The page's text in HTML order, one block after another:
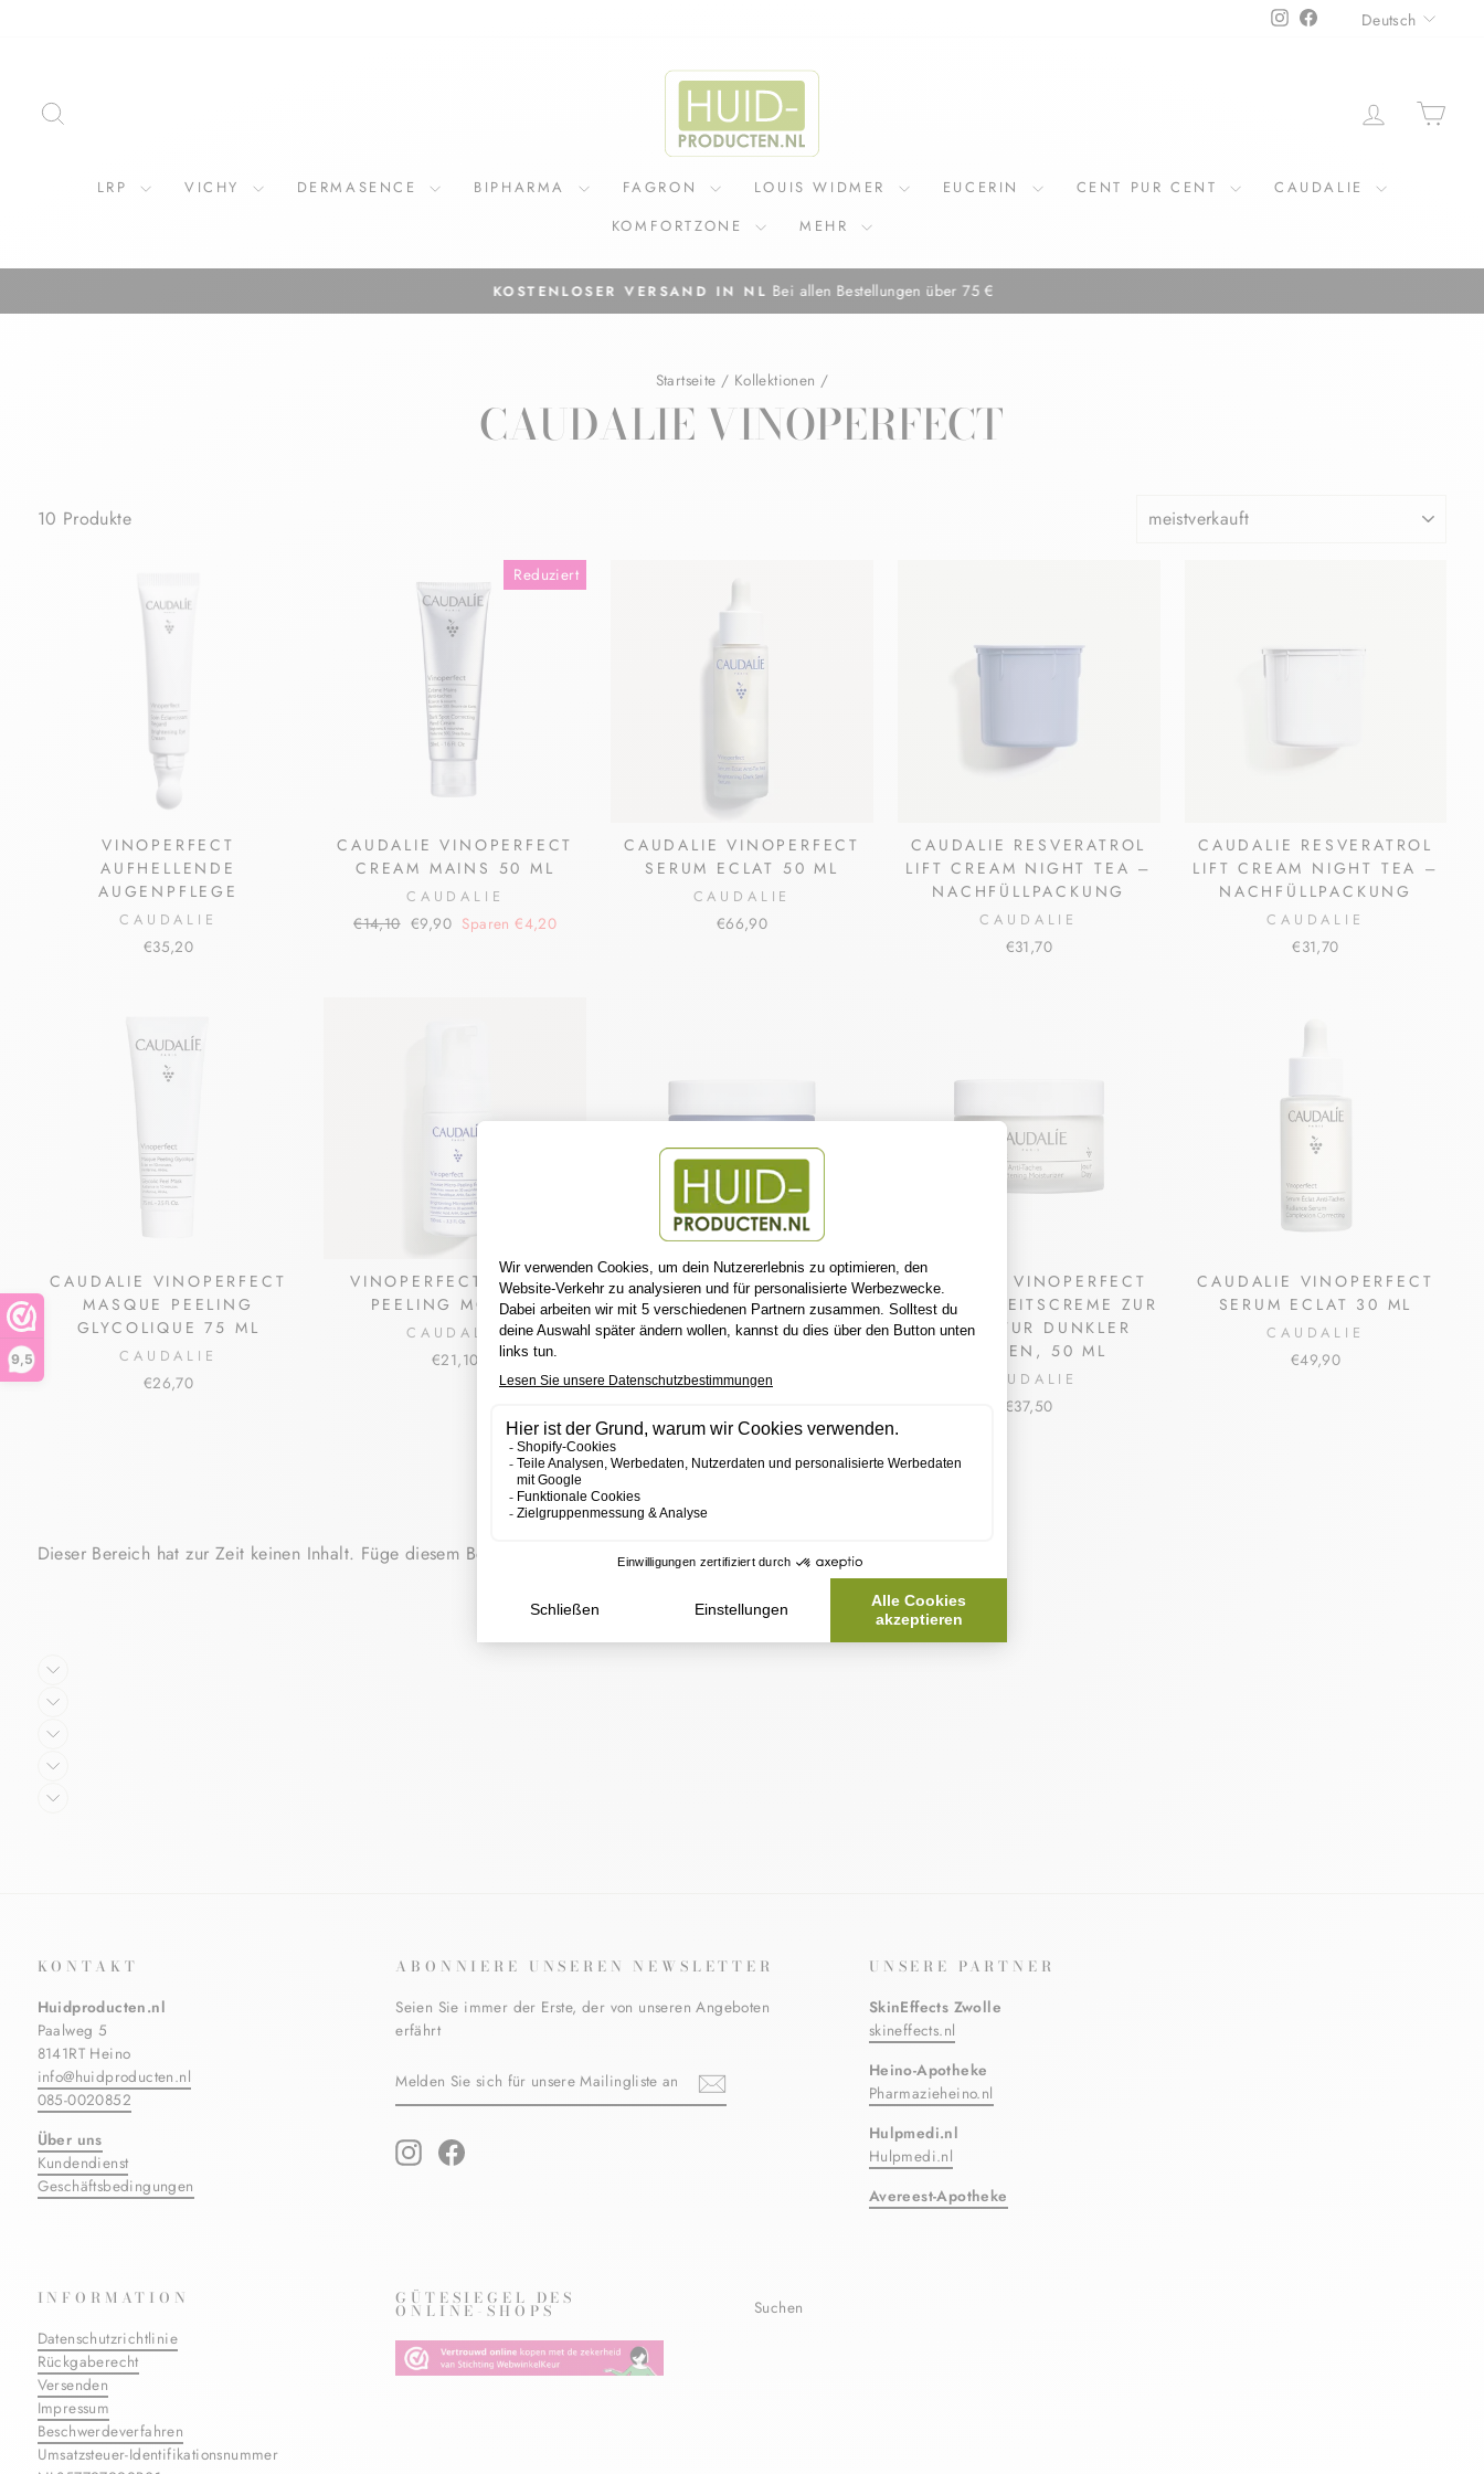
9,5
InstagramFacebookDeutsch
LRP VICHY DERMASENCE BIPHARMA FAGRON LOUIS WIDMER EUCERIN CENT PUR CENT
CAUDALIE
KOMFORTZONE
MEHR
Pause
KOSTENLOSER VERSAND IN NL Bei allen Bestellungen über 75 €
Startseite / Kollektionen /
CAUDALIE VINOPERFECT
10 Produkte
VINOPERFECT
AUFHELLENDE
AUGENPFLEGE
CAUDALIE
€35,20
Reduziert
CAUDALIE VINOPERFECT
CREAM MAINS 50 ML
CAUDALIE
Normaler
€14,10 Sonderpreis
€9,90 Sparen €4,20
CAUDALIE VINOPERFECT
SERUM ECLAT 50 ML
CAUDALIE
€66,90
CAUDALIE RESVERATROL
LIFT CREAM NIGHT TEA –
NACHFÜLLPACKUNG
CAUDALIE
€31,70
CAUDALIE RESVERATROL
LIFT CREAM NIGHT TEA –
NACHFÜLLPACKUNG
CAUDALIE
€31,70
CAUDALIE VINOPERFECT
MASQUE PEELING
GLYCOLIQUE 75 ML
CAUDALIE
€26,70
VINOPERFECT MICRO-
PEELING MOUSSE
CAUDALIE
€21,10
CAUDALIE VINOPERFECT
CREME NUIT GLYCOLIQUE
ANTI TACHES 50 ML
€37,50
CAUDALIE VINOPERFECT
FEUCHTIGKEITSCREME ZUR
KORREKTUR DUNKLER
FLECKEN, 50 ML
CAUDALIE
€37,50
CAUDALIE VINOPERFECT
SERUM ECLAT 30 ML
CAUDALIE
€49,90
Dieser Bereich hat zur Zeit keinen Inhalt. Füge diesem Bereich über die Seitenleiste Inhalte hinzu.
KONTAKT
Huidproducten.nl
Paalweg 5
8141RT Heino
info@huidproducten.nl
085-0020852
Über uns
Kundendienst
Geschäftsbedingungen
ABONNIERE UNSEREN NEWSLETTER
Seien Sie immer der Erste, der von unseren Angeboten
erfährt
SIE
SICH
UNSERE
MAILINGLISTE
InstagramFacebook
UNSERE PARTNER
SkinEffects Zwolle
skineffects.nl
Heino-Apotheke
Pharmazieheino.nl
Hulpmedi.nl
Hulpmedi.nl
Avereest-Apotheke
INFORMATION
Datenschutzrichtlinie
Rückgaberecht
Versenden
Impressum
Beschwerdeverfahren
Umsatzsteuer-Identifikationsnummer
GÜTESIEGEL DES
ONLINE-SHOPS Suchen